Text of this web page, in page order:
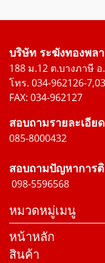
บริษัท ระฆังทองพล
188 ม.12 ต.บางภาษี
โทร. 034-962126-
FAX: 034-962127
สอบถามรายละเอีย
085-8000432
สอบถามปัญหาการ
098-5596568
หมวดหมู่เมนู
หน้าหลัก
สินค้า